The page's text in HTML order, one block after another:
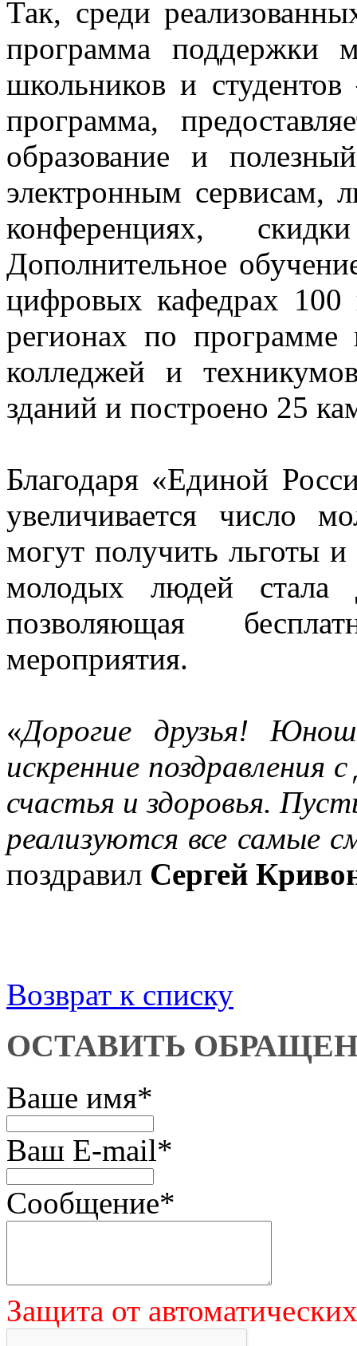
Так, среди
программа поддержки
школьников и
программа,
образование и
электронным сервисам,
конференциях,
Дополнительное
цифровых кафедрах
регионах по программе
колледжей и
зданий и построено 25
Благодаря «Единой
увеличивается число
могут получить льготы
молодых людей стала
позволяющая
мероприятия.
«Дорогие друзья!
искренние поздравления
счастья и здоровья.
реализуются все самые
поздравил Сергей
Возврат к списку
ОСТАВИТЬ
Ваше имя*
Ваш E-mail*
Сообщение*
Защита от